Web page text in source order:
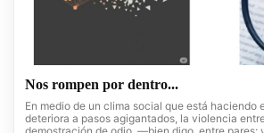
Nos rompen por dentro...
En medio de un clima social que está haciendo
deteriora a pasos agigantados, la violencia